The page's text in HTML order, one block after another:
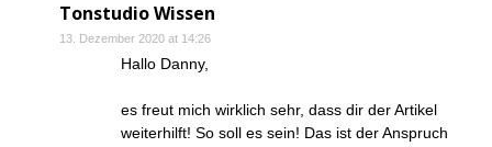
Tonstudio Wissen
13. Dezember 2020 at 14:26
Hallo Danny,
es freut mich wirklich sehr, dass dir der Artikel
weiterhilft! So soll es sein! Das ist der Anspruch